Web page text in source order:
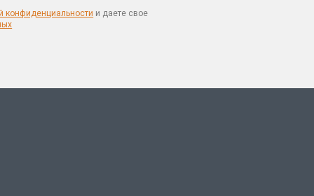
конфиденциальности и даете свое